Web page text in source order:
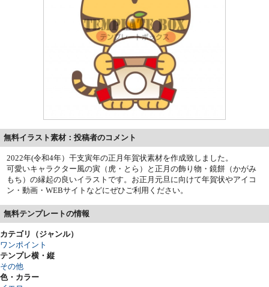
無料イラスト素材：投稿者のコメント
2022年(令和4年）干支寅年の正月年賀状素材を作成致しました。
可愛いキャラクター風の寅（虎・とら）と正月の飾り物・鏡餅（かがみ
もち）の縁起の良いイラストです。お正月元旦に向けて年賀状やアイコ
ン・動画・WEBサイトなどにぜひご利用ください。
無料テンプレートの情報
カテゴリ（ジャンル）
ワンポイント
テンプレ横・縦
その他
色・カラー